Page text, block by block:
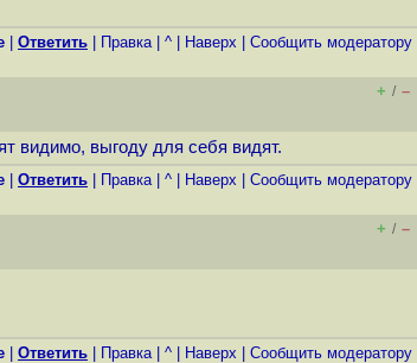
Ответить Правка| ^ Наверх Cообщить модератору
+ / –
видимо, выгоду для себя видят.
Ответить Правка| ^ Наверх Cообщить модератору
+ / –
Ответить Правка| ^ Наверх Cообщить модератору